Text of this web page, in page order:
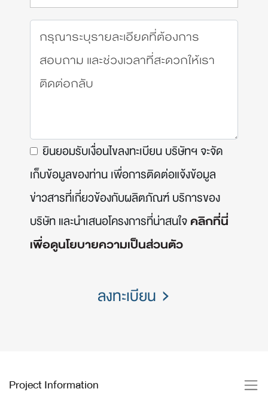
ยินยอมรับเงื่อนไขลงทะเบียน บริษัทฯ จะจัด
เก็บข้อมูลของท่าน เพื่อการติดต่อแจ้งข้อมูล
ข่าวสารที่เกี่ยวข้องกับผลิตภัณฑ์ บริการของ
บริษัท และนำเสนอโครงการที่น่าสนใจคลิกที่นี่
เพื่อดูนโยบายความเป็นส่วนตัว
ลงทะเบียน
Project Information